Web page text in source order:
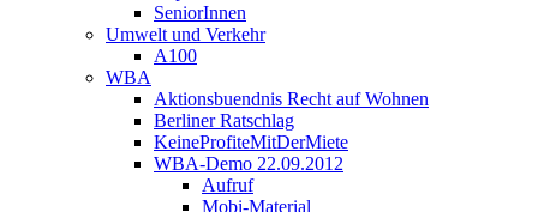
SeniorInnen
Umwelt und Verkehr
A100
WBA
Aktionsbuendnis Recht auf Wohnen
Berliner Ratschlag
KeineProfiteMitDerMiete
WBA-Demo 22.09.2012
Aufruf
Mobi-Material